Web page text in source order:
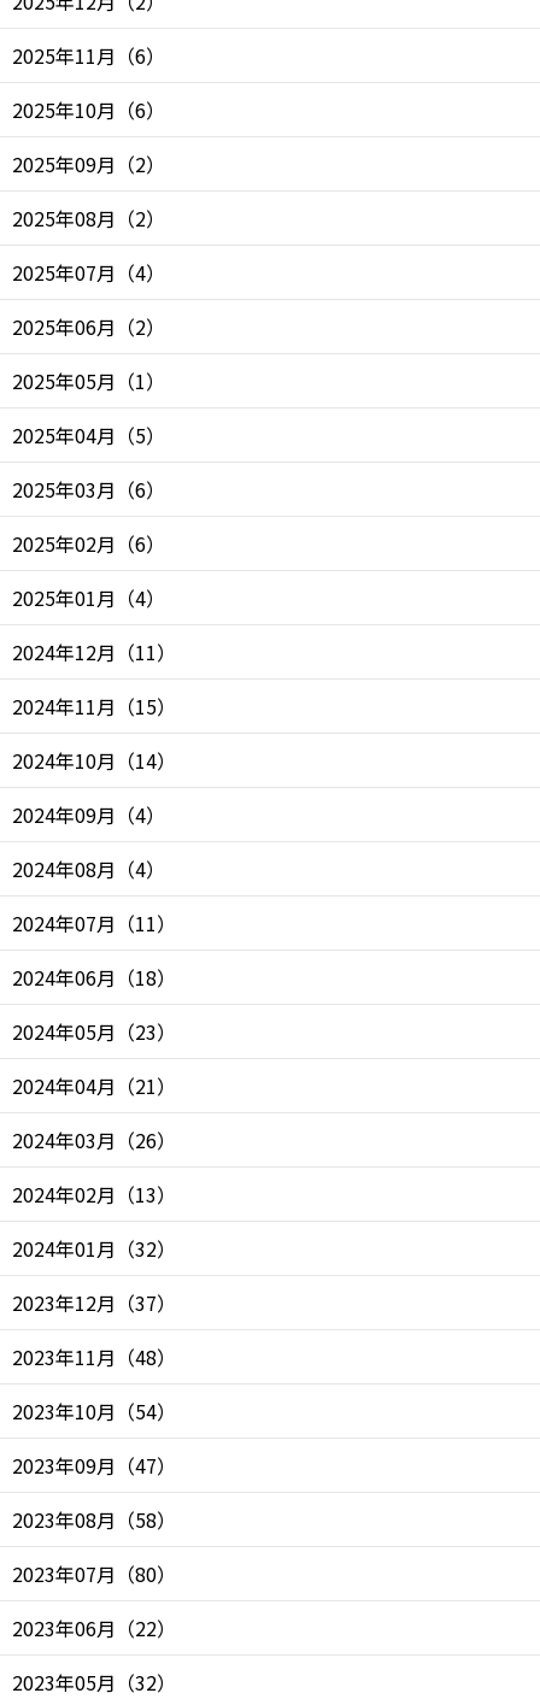
2025年11月 （6）
2025年10月 （6）
2025年09月 （2）
2025年08月 （2）
2025年07月 （4）
2025年06月 （2）
2025年05月 （1）
2025年04月 （5）
2025年03月 （6）
2025年02月 （6）
2025年01月 （4）
2024年12月 （11）
2024年11月 （15）
2024年10月 （14）
2024年09月 （4）
2024年08月 （4）
2024年07月 （11）
2024年06月 （18）
2024年05月 （23）
2024年04月 （21）
2024年03月 （26）
2024年02月 （13）
2024年01月 （32）
2023年12月 （37）
2023年11月 （48）
2023年10月 （54）
2023年09月 （47）
2023年08月 （58）
2023年07月 （80）
2023年06月 （22）
2023年05月 （32）